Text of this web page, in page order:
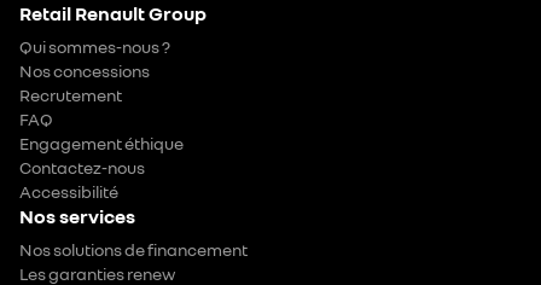
Retail Renault Group
Qui sommes-nous ?
Nos concessions
Recrutement
FAQ
Engagement éthique
Contactez-nous
Accessibilité
Nos services
Nos solutions de financement
Les garanties renew